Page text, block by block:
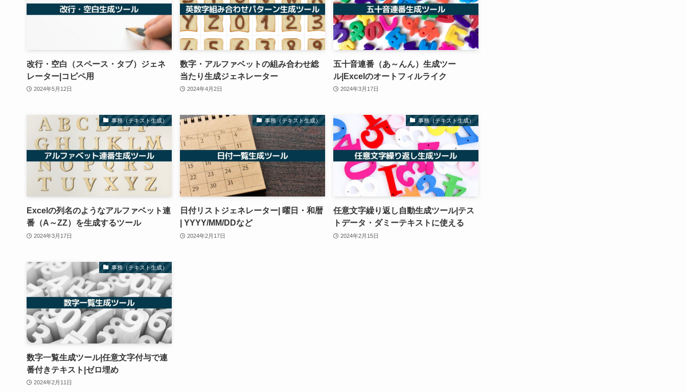
改行・空白（スペース・タブ）ジェネ
レーター|コピペ用
2024年5月12日
数字・アルファベットの組み合わせ総
当たり生成ジェネレーター
2024年4月2日
五十音連番（あ～んん）生成ツー
ル|Excelのオートフィルライク
2024年3月17日
事務（テキスト生成）
Excelの列名のようなアルファベット連
番（A～ZZ）を生成するツール
2024年3月17日
事務（テキスト生成）
日付リストジェネレーター| 曜日・和暦
| YYYY/MM/DDなど
2024年2月17日
事務（テキスト生成）
任意文字繰り返し自動生成ツール|テス
トデータ・ダミーテキストに使える
2024年2月15日
事務（テキスト生成）
数字一覧生成ツール|任意文字付与で連
番付きテキスト|ゼロ埋め
2024年2月11日